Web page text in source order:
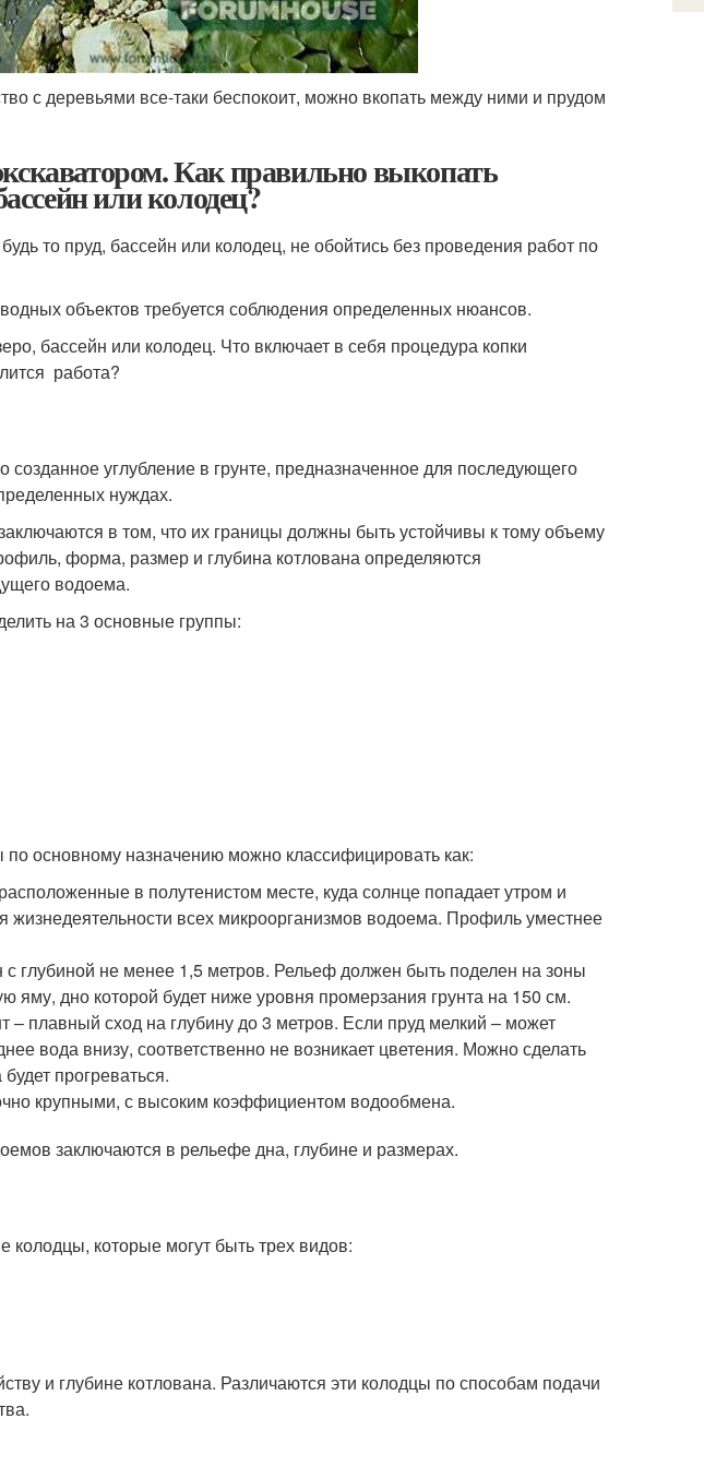
с деревьями все-таки беспокоит, можно вкопать между ними и прудом
Как правильно выкопать
или колодец?
то пруд, бассейн или колодец, не обойтись без проведения работ по
объектов требуется соблюдения определенных нюансов.
бассейн или колодец. Что включает в себя процедура копки
работа?
созданное углубление в грунте, предназначенное для последующего
нуждах.
в том, что их границы должны быть устойчивы к тому объему
форма, размер и глубина котлована определяются
водоема.
на 3 основные группы:
основному назначению можно классифицировать как:
в полутенистом месте, куда солнце попадает утром и
всех микроорганизмов водоема. Профиль уместнее
глубиной не менее 1,5 метров. Рельеф должен быть поделен на зоны
яму, дно которой будет ниже уровня промерзания грунта на 150 см.
плавный сход на глубину до 3 метров. Если пруд мелкий – может
вода внизу, соответственно не возникает цветения. Можно сделать
прогреваться.
крупными, с высоким коэффициентом водообмена.
заключаются в рельефе дна, глубине и размерах.
которые могут быть трех видов:
и глубине котлована. Различаются эти колодцы по способам подачи